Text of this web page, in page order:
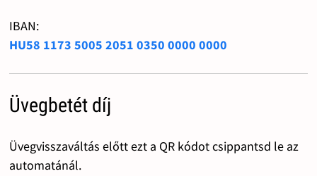
IBAN:
HU58 1173 5005 2051 0350 0000 0000
Üvegbetét díj
Üvegvisszaváltás előtt ezt a QR kódot csippantsd le az
automatánál.